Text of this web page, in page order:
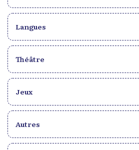
Langues
Théâtre
Jeux
Autres